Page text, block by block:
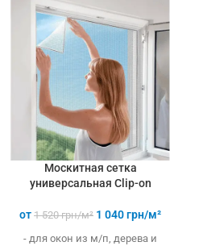
Москитная сетка
универсальная Clip-on
от 1 520грн/м² 1 040грн/м²
- для окон из м/п, дерева и